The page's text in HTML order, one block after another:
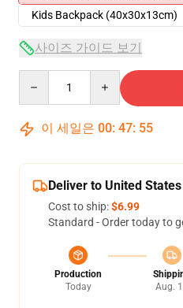
Kids Backpack (40x30x13cm)
사이즈 가이드 보기
이 세일은 00: 47: 54
Deliver to United States
Cost to ship:$6.99
Standard - Order today to
Production
Today
Aug.